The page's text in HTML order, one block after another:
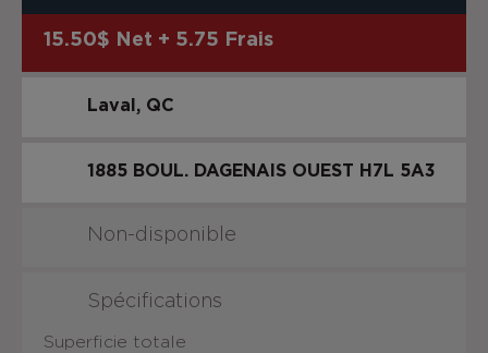
15.50$ Net + 5.75 Frais
Laval QC
1885 BOUL. DAGENAIS OUEST H7L 5A3
Non-disponible
Spécifications
Superficie totale